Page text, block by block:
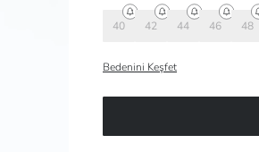
40 42 44 46 48
Bedenini Keşfet